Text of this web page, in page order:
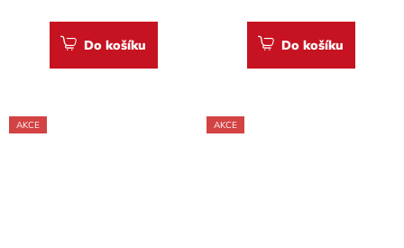
Do košíku Do košíku
AKCE AKCE